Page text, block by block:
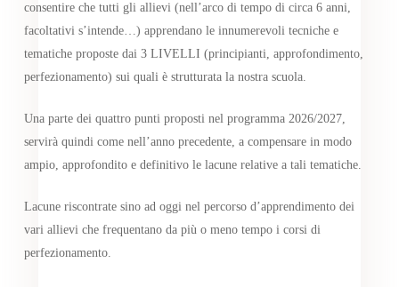
consentire che tutti gli allievi (nell’arco di tempo di circa 6 anni,
facoltativi s’intende…) apprendano le innumerevoli tecniche e
tematiche proposte dai 3 LIVELLI (principianti, approfondimento,
perfezionamento) sui quali è strutturata la nostra scuola.
Una parte dei quattro punti proposti nel programma 2026/2027,
servirà quindi come nell’anno precedente, a compensare in modo
ampio, approfondito e definitivo le lacune relative a tali tematiche.
Lacune riscontrate sino ad oggi nel percorso d’apprendimento dei
vari allievi che frequentano da più o meno tempo i corsi di
perfezionamento.